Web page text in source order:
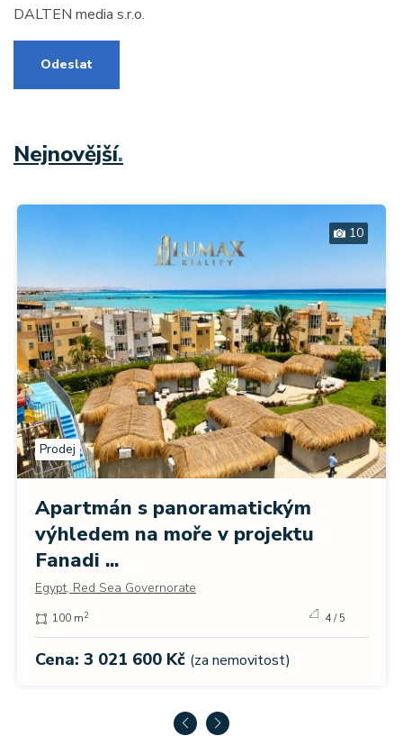
DALTEN media s.r.o.
Odeslat
Nejnovější.
10
Prodej
Apartmán s panoramatickým
výhledem na moře v projektu
Fanadi ...
Egypt, Red Sea Governorate
100 m2 4 / 5
Cena: 3 021 600 Kč (za nemovitost)